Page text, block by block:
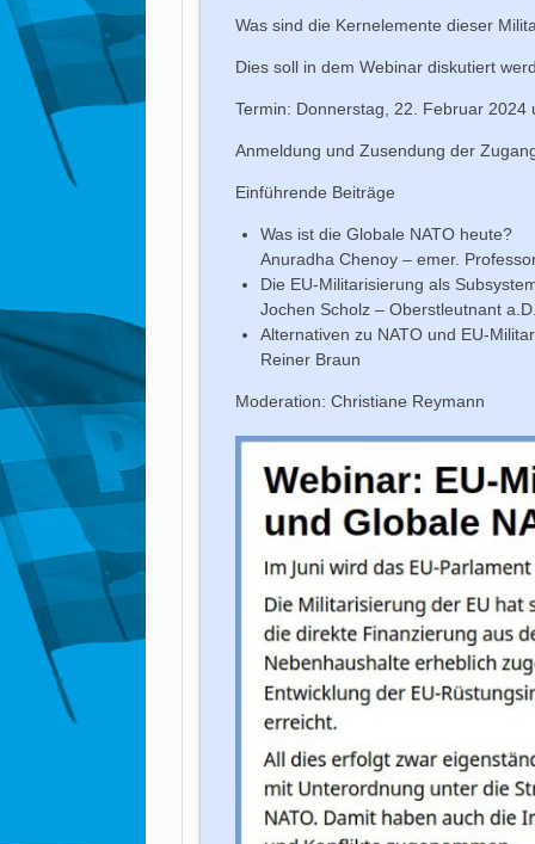
Was sind die Kernelemente dieser
Dies soll in dem Webinar diskutiert
Termin: Donnerstag, 22. Februar 2024
Anmeldung und Zusendung der
Einführende Beiträge
Was ist die Globale NATO heute?
Anuradha Chenoy – emer.
Die EU-Militarisierung als
Jochen Scholz – Oberstleutnant a.D.
Alternativen zu NATO und EU-
Reiner Braun
Moderation: Christiane Reymann